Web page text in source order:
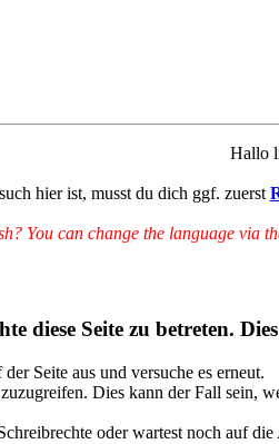
Hallo
hier ist, musst du dich ggf. zuerst
You can change the language via
diese Seite zu betreten.
Seite aus und versuche es erneut.
Dies kann der Fall sein,
oder wartest noch auf